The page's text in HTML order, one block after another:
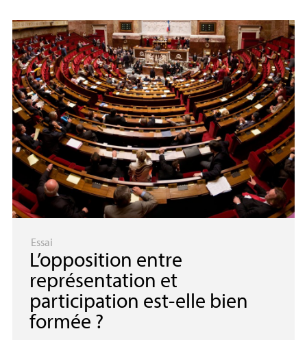
Essai
L’opposition entre
représentation et
participation est-elle bien
formée ?